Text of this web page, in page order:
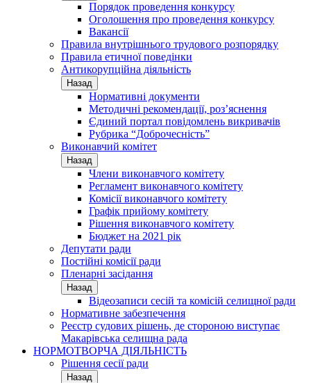
Порядок проведення конкурсу
Оголошення про проведення конкурсу
Вакансії
Правила внутрішнього трудового розпорядку
Правила етичної поведінки
Антикорупційна діяльність
Назад
Нормативні документи
Методичні рекомендації, роз’яснення
Єдиний портал повідомлень викривачів
Рубрика “Доброчесність”
Виконавчий комітет
Назад
Члени виконавчого комітету
Регламент виконавчого комітету
Комісії виконавчого комітету
Графік прийому комітету
Рішення виконавчого комітету
Бюджет на 2021 рік
Депутати ради
Постійні комісії ради
Пленарні засідання
Назад
Відеозаписи сесій та комісій селищної ради
Нормативне забезпечення
Реєстр судових рішень, де стороною виступає
Макарівська селищна рада
НОРМОТВОРЧА ДІЯЛЬНІСТЬ
Рішення сесії ради
Назад